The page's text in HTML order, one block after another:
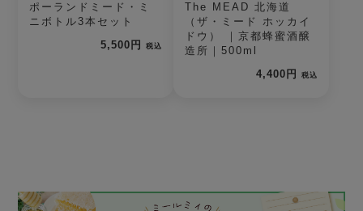
ポーランドミード・ミ
ニボトル3本セット
5,500円
税込
The MEAD 北海道
（ザ・ミード ホッカイ
ドウ） ｜京都蜂蜜酒醸
造所｜500ml
4,400円
税込